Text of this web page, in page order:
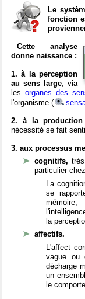
Le
fonction
Cette analyse
donne naissance :
1. à la perception
au sens large, via
lesorganes des
l'organisme (
2. à la production
nécessité se fait
3. aux processus
cognitifs,
particulier
La
se
mémoire,
la
affectifs.
L'affect
vague ou
décharge
un
le